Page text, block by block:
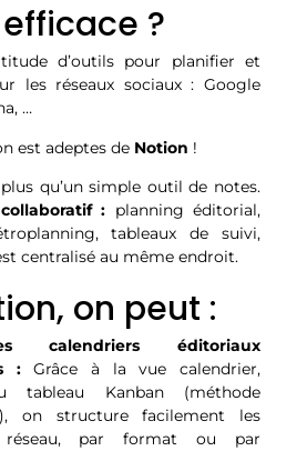
?
d’outils pour planifier et
les réseaux sociaux : Google
, …
est adeptes de Notion !
qu’un simple outil de notes.
: planning éditorial,
tableaux de suivi,
centralisé au même endroit.
on peut :
calendriers éditoriaux
:Grâce à la vue calendrier,
tableau Kanban (méthode
on structure facilement les
par format ou par